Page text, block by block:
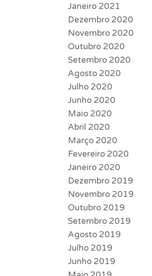
Janeiro 2021
Dezembro 2020
Novembro 2020
Outubro 2020
Setembro 2020
Agosto 2020
Julho 2020
Junho 2020
Maio 2020
Abril 2020
Março 2020
Fevereiro 2020
Janeiro 2020
Dezembro 2019
Novembro 2019
Outubro 2019
Setembro 2019
Agosto 2019
Julho 2019
Junho 2019